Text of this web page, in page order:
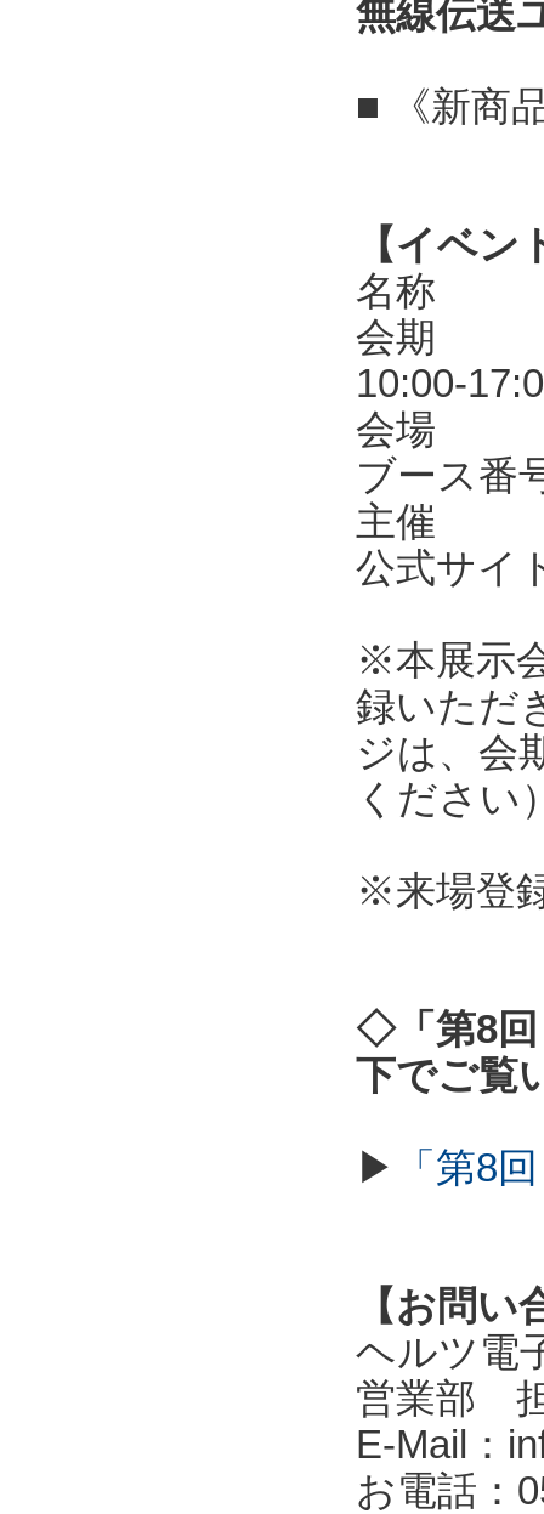
無線伝送
■ 《新商
【イベン
名称 第
会期
10:00-
会場 東
ブース番
主催
公式サ
※本展示
録いただ
ジは、会
ください
※来場登
◇「第8回
下でご覧
▶ 「第8
【お問い
ヘルツ電
営業部
E-Mail：
お電話：